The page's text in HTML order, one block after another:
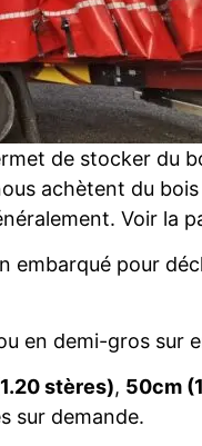
de stocker du
achètent du
Voir la
pour
en demi-gros sur
stères), 50cm
sur demande.